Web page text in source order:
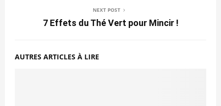
NEXT POST
7 Effets du Thé Vert pour Mincir !
AUTRES ARTICLES À LIRE